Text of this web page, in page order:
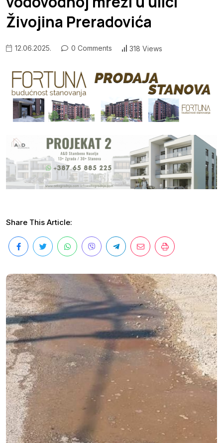
Živojina Preradovića
12.06.2025. 0 Comments 318 Views
Share This Article: